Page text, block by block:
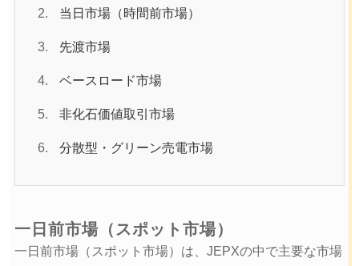
当日市場（時間前市場）
先渡市場
ベースロード市場
非化石価値取引市場
分散型・グリーン売電市場
一日前市場（スポット市場）
一日前市場（スポット市場）は、JEPXの中で主要な市場